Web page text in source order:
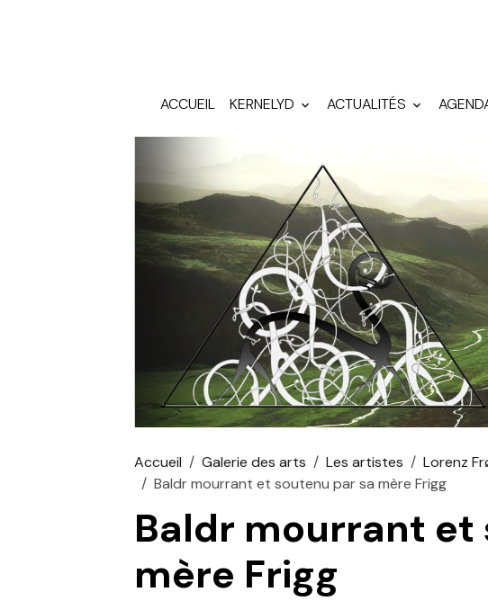
ACCUEIL KERNELYD ACTUALITÉS
Accueil Galerie des arts Les artistes
Lorenz
Baldr mourrant et soutenu par sa mère Frigg
Baldr mourrant et
mère Frigg